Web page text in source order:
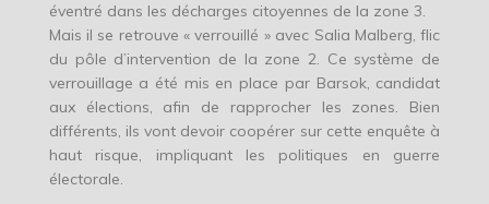
éventré dans les décharges citoyennes de la zone 3.
Mais il se retrouve « verrouillé » avec Salia Malberg, flic
du pôle d’intervention de la zone 2. Ce système de
verrouillage a été mis en place par Barsok, candidat
aux élections, afin de rapprocher les zones. Bien
différents, ils vont devoir coopérer sur cette enquête à
haut risque, impliquant les politiques en guerre
électorale.